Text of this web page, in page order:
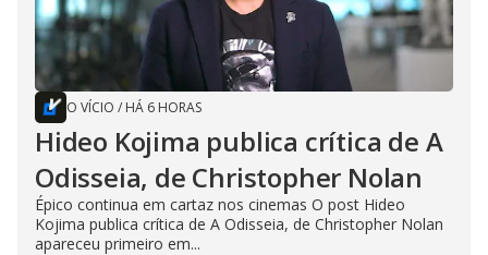
O VÍCIO / HÁ 6 HORAS
Hideo Kojima publica crítica de A
Odisseia, de Christopher Nolan
Épico continua em cartaz nos cinemas O post Hideo
Kojima publica crítica de A Odisseia, de Christopher Nolan
apareceu primeiro em...